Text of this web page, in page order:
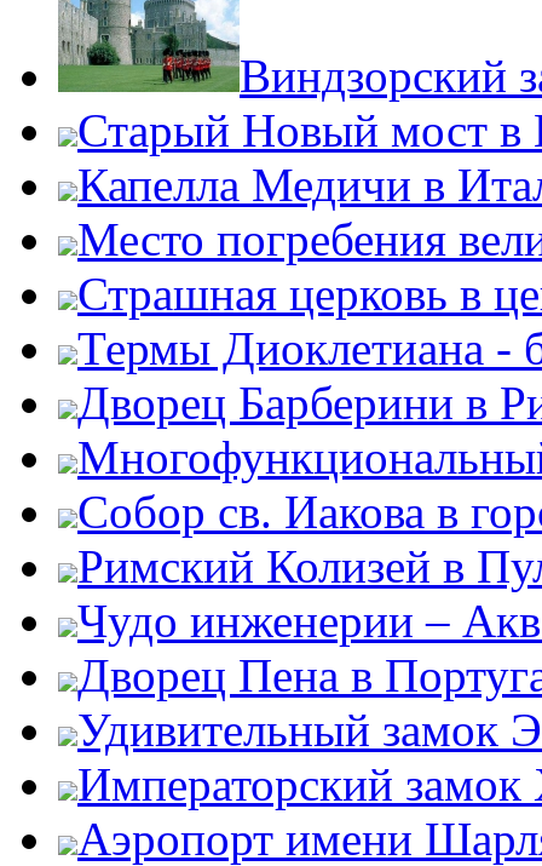
Виндзорский
Старый Новый мост в
Капелла Медичи в
Место погребения
Страшная церковь в
Термы Диоклетиана -
Дворец Барберини в
Собор св. Иакова в
Римский Колизей в
Чудо инженерии –
Дворец Пена в
Удивительный замок
Императорский замок
Аэропорт имени